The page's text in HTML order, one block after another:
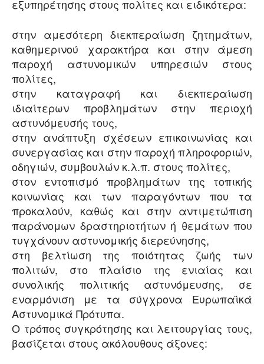
εξυπηρέτησης στους πολίτες και ειδικότερα:
στην αμεσότερη διεκπεραίωση ζητημάτων,
καθημερινού χαρακτήρα και στην άμεση
παροχή αστυνομικών υπηρεσιών στους
πολίτες,
στην καταγραφή και διεκπεραίωση
ιδιαίτερων προβλημάτων στην περιοχή
αστυνόμευσής τους,
στην ανάπτυξη σχέσεων επικοινωνίας και
συνεργασίας και στην παροχή πληροφοριών,
οδηγιών, συμβουλών κ.λ.π. στους πολίτες,
στον εντοπισμό προβλημάτων της τοπικής
κοινωνίας και των παραγόντων που τα
προκαλούν, καθώς και στην αντιμετώπιση
παράνομων δραστηριοτήτων ή θεμάτων που
τυγχάνουν αστυνομικής διερεύνησης,
στη βελτίωση της ποιότητας ζωής των
πολιτών, στο πλαίσιο της ενιαίας και
συνολικής πολιτικής αστυνόμευσης, σε
εναρμόνιση με τα σύγχρονα Ευρωπαϊκά
Αστυνομικά Πρότυπα.
Ο τρόπος συγκρότησης και λειτουργίας τους,
βασίζεται στους ακόλουθους άξονες: